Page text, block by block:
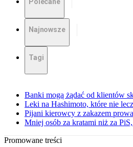
Najnowsze
Tagi
Banki mogą żądać od klientów
Leki na Hashimoto, które nie
Pijani kierowcy z zakazem
Mniej osób za kratami niż za
Promowane treści